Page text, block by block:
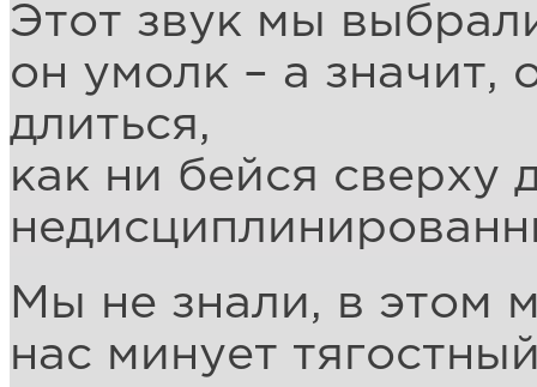
Этот звук мы
он умолк – а значит,
длиться,
как ни бейся сверху
Мы не знали, в этом
нас минует